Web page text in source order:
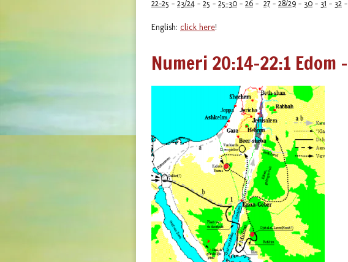
22-25 - 23/24 - 25 - 25-30 - 26 - 27 - 28/29 - 30 - 31 - 32 -
English: click here!
Numeri 20:14-22:1